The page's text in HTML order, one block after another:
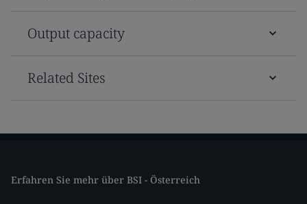
Output capacity
Related Sites
Erfahren Sie mehr über BSI - Österreich